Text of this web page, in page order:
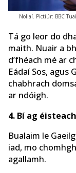
Nollaí. Pictiúr: BBC
Tá go leor do
maith. Nuair a
d’fhéach mé ar
Eádaí Sos, agus
chabhrach
ar ndóigh.
4. Bí ag
Bualaim le
iad, mo
agallamh.